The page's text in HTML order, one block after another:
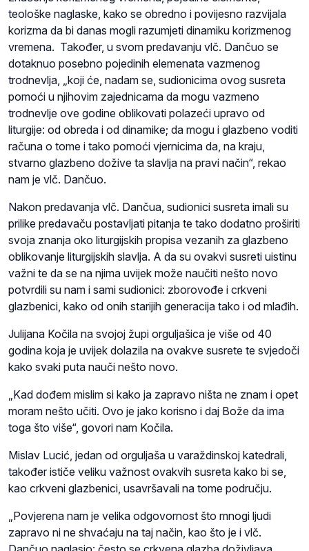
teološke naglaske, kako se obredno i povijesno razvijala
korizma da bi danas mogli razumjeti dinamiku korizmenog
vremena. Također, u svom predavanju vlč. Dančuo se
dotaknuo posebno pojedinih elemenata vazmenog
trodnevlja, „koji će, nadam se, sudionicima ovog susreta
pomoći u njihovim zajednicama da mogu vazmeno
trodnevlje ove godine oblikovati polazeći upravo od
liturgije: od obreda i od dinamike; da mogu i glazbeno voditi
računa o tome i tako pomoći vjernicima da, na kraju,
stvarno glazbeno dožive ta slavlja na pravi način“, rekao
nam je vlč. Dančuo.
Nakon predavanja vlč. Dančua, sudionici susreta imali su
prilike predavaču postavljati pitanja te tako dodatno proširiti
svoja znanja oko liturgijskih propisa vezanih za glazbeno
oblikovanje liturgijskih slavlja. A da su ovakvi susreti uistinu
važni te da se na njima uvijek može naučiti nešto novo
potvrdili su nam i sami sudionici: zborovođe i crkveni
glazbenici, kako od onih starijih generacija tako i od mlađih.
Julijana Kočila na svojoj župi orguljašica je više od 40
godina koja je uvijek dolazila na ovakve susrete te svjedoči
kako svaki puta nauči nešto novo.
„Kad dođem mislim si kako ja zapravo ništa ne znam i opet
moram nešto učiti. Ovo je jako korisno i daj Bože da ima
toga što više“, govori nam Kočila.
Mislav Lucić, jedan od orguljaša u varaždinskoj katedrali,
također ističe veliku važnost ovakvih susreta kako bi se,
kao crkveni glazbenici, usavršavali na tome području.
„Povjerena nam je velika odgovornost što mnogi ljudi
zapravo ni ne shvaćaju na taj način, kao što je i vlč.